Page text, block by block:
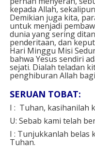
kepada Allah,
Demikian juga kita,
untuk menjadi
dunia yang sering
penderitaan, dan
Hari Minggu Misi
bahwa Yesus sendiri
sejati. Dialah teladan
penghiburan Allah
SERUAN TOBAT:
I : Tuhan, kasihanilah
U: Sebab kami telah
I : Tunjukkanlah belas
Tuhan.